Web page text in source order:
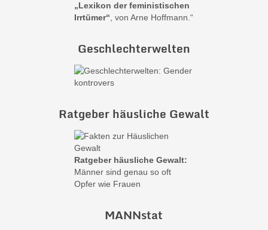
„Lexikon der feministischen
Irrtümer“ , von Arne Hoffmann.“
Geschlechterwelten
Ratgeber häusliche Gewalt
Ratgeber häusliche Gewalt:
Männer sind genau so oft
Opfer wie Frauen
MANNstat